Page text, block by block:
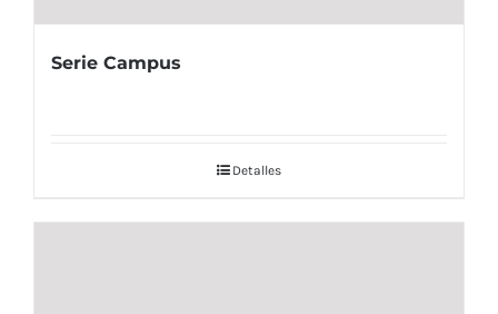
Serie Campus
Detalles